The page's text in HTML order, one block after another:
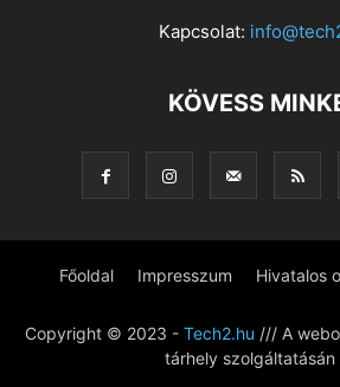
Kapcsolat:
KÖVESS
Főoldal Impresszum Hivatalos
Copyright © 2023 - Tech2.hu /// A
tárhely szolgáltatásán